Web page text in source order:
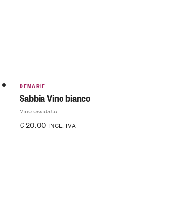
DEMARIE
Sabbia Vino bianco
Vino ossidato
€20.00 INCL. IVA